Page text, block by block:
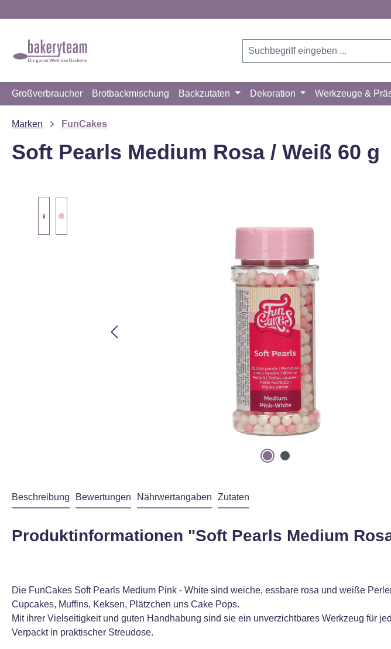
Großverbraucher Brotbackmischung Backzutaten Dekoration Werkzeuge &
Marken FunCakes
Soft Pearls Medium Rosa / Weiß 60 g
Beschreibung Bewertungen Nährwertangaben Zutaten
Produktinformationen "Soft Pearls Medium
Die FunCakes Soft Pearls Medium Pink - White sind weiche, essbare rosa und weiße
Cupcakes, Muffins, Keksen, Plätzchen uns Cake Pops.
Mit ihrer Vielseitigkeit und guten Handhabung sind sie ein unverzichtbares Werkzeug für
Verpackt in praktischer Streudose.